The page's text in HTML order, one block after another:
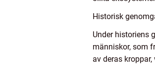
Historisk
Under historiens
människor, som
av deras